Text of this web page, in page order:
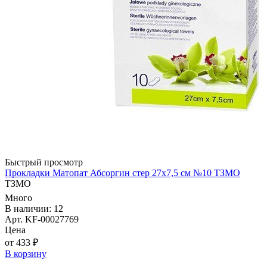
Быстрый просмотр
Прокладки Матопат Абсоргин стер 27х7,5 см №10 ТЗМО
ТЗМО
Много
В наличии: 12
Арт. KF-00027769
Цена
от 433 ₽
В корзину